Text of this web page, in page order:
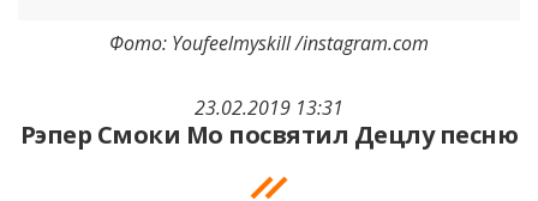
23.02.2019 13:31
Рэпер Смоки Мо посвятил Децлу песню
Фото: Youfeelmyskill /instagram.com